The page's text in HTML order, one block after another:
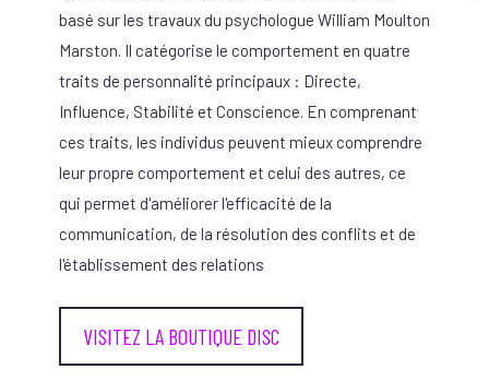
basé sur les travaux du psychologue William Moulton
Marston. Il catégorise le comportement en quatre
traits de personnalité principaux : Directe,
Influence, Stabilité et Conscience. En comprenant
ces traits, les individus peuvent mieux comprendre
leur propre comportement et celui des autres, ce
qui permet d'améliorer l'efficacité de la
communication, de la résolution des conflits et de
l'établissement des relations
VISITEZ LA BOUTIQUE DISC